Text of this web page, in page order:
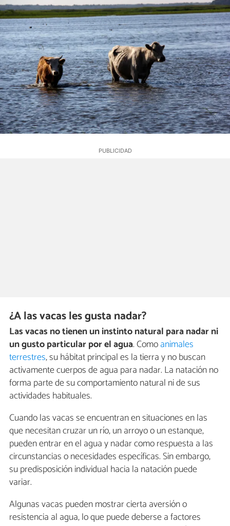
¿A las vacas les gusta nadar?
Las vacas no tienen un instinto natural para nadar ni
un gusto particular por el agua. Comoanimales
terrestres, su hábitat principal es la tierra y no buscan
activamente cuerpos de agua para nadar. La natación no
forma parte de su comportamiento natural ni de sus
actividades habituales.
Cuando las vacas se encuentran en situaciones en las
que necesitan cruzar un río, un arroyo o un estanque,
pueden entrar en el agua y nadar como respuesta a las
circunstancias o necesidades específicas. Sin embargo,
su predisposición individual hacia la natación puede
variar.
Algunas vacas pueden mostrar cierta aversión o
resistencia al agua, lo que puede deberse a factores